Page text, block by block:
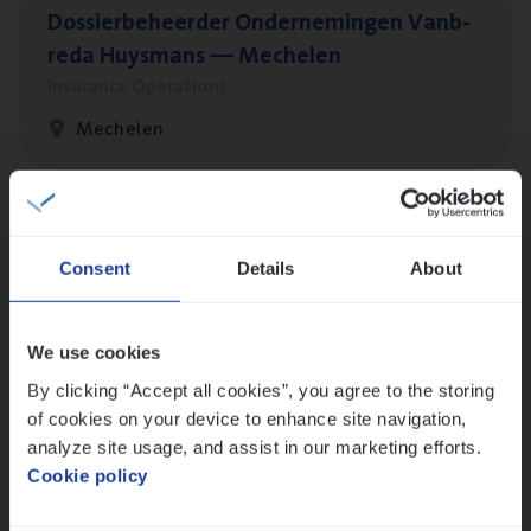
Consent Details About
We use cookies
By clicking “Accept all cookies”, you agree to the storing
of cookies on your device to enhance site navigation,
analyze site usage, and assist in our marketing efforts.
Cookie policy
Dos­sier­be­heer­der Onder­ne­min­gen Van­b­
re­da Huys­mans — Mechelen
Mechelen
Insurance Operations
Cor­po­ra­te Insu­ran­ce Bro­ker Property
Sales Management